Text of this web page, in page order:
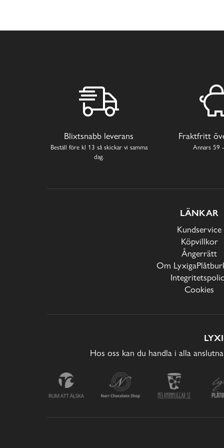
Blixtsnabb leverans
Beställ före kl 13 så skickar vi samma
dag.
Fraktfritt
Annars 59
LÄNKAR
Kundservice
Köpvillkor
Ångerrätt
Om
Cookies
Hos oss kan du handla i alla